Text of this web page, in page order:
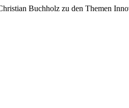
Buchholz zu den Themen